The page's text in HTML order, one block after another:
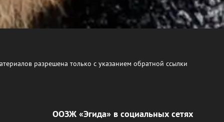
разрешена только с указанием обратной ссылки
ООЗЖ «Эгида» в социальных сетях